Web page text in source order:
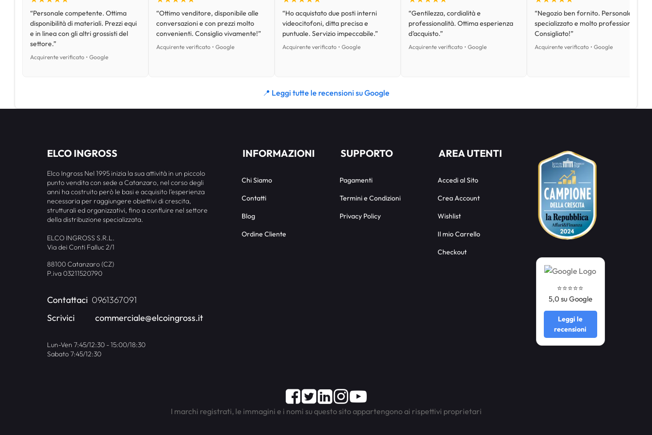
“Personale competente. Ottima
disponibilità di materiali. Prezzi equi
e in linea con gli altri grossisti del
settore.”
Acquirente verificato • Google
“Ottimo venditore, disponibile alle
conversazioni e con prezzi molto
convenienti. Consiglio vivamente!”
Acquirente verificato • Google
“Ho acquistato due posti interni
videocitofoni, ditta precisa e
puntuale. Servizio impeccabile.”
Acquirente verificato • Google
“Gentilezza, cordialità e
professionalità. Ottima esperienza
d’acquisto.”
Acquirente verificato • Google
“Negozio ben fornito. Personale
specializzato e molto professionale.
Consigliato!”
Acquirente verificato • Google
📍 Leggi tutte le recensioni su Google
ELCO INGROSS
Elco Ingross Nel 1995 inizia la sua attività in un piccolo
punto vendita con sede a Catanzaro, nel corso degli
anni ha costruito però le basi e acquisito l’esperienza
necessaria per raggiungere obiettivi di crescita,
strutturali ed organizzativi, fino a confluire nel settore
della distribuzione specializzata.
ELCO INGROSS S.R.L.
Via dei Conti Falluc 2/1
88100 Catanzaro (CZ)
P.iva 03211520790
Contattaci 0961367091
Scrivici
commerciale@elcoingross.it
Lun-Ven 7:45/12:30 - 15:00/18:30
Sabato 7:45/12:30
INFORMAZIONI
Chi Siamo
Contatti
Blog
Ordine Cliente
SUPPORTO
Pagamenti
Termini e Condizioni
Privacy Policy
AREA UTENTI
Accedi al Sito
Crea Account
Wishlist
Il mio Carrello
Checkout
⭐️⭐️⭐️⭐️⭐️
5,0 su Google
Leggi le
recensioni
Facebook
TwitterLinkedInInstagram
Youtube
I marchi registrati, le immagini e i nomi su questo sito appartengono ai rispettivi proprietari